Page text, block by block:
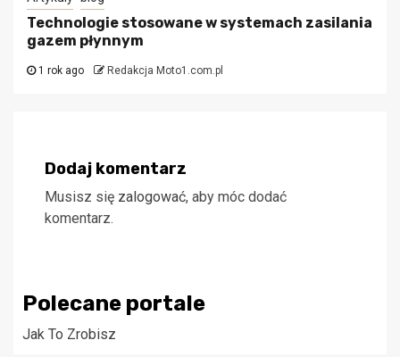
Technologie stosowane w systemach zasilania
gazem płynnym
1 rok ago Redakcja Moto1.com.pl
Dodaj komentarz
Musisz się zalogować, aby móc dodać
komentarz.
Polecane portale
Jak To Zrobisz